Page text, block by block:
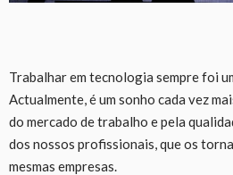
Trabalhar em tecnologia sempre foi
Actualmente, é um sonho cada vez
do mercado de trabalho e pela
dos nossos profissionais, que os
mesmas empresas.